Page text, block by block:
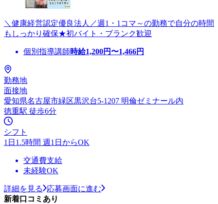
＼健康経営認定優良法人／週1・1コマ～の勤務で自分の時間
もしっかり確保★初バイト・ブランク歓迎
個別指導講師時給1,200円〜1,466円
勤務地
面接地
愛知県名古屋市緑区黒沢台5-1207 明倫ゼミナール内
徳重駅 徒歩6分
シフト
1日1.5時間 週1日からOK
交通費支給
未経験OK
詳細を見る
応募画面に進む
新着口コミあり